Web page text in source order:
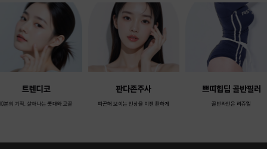
트렌디코
분의 기적, 살아나는 콧대와 코끝
판다존주사
피곤해 보이는 인상을 이젠 환하게
쁘띠힙딥 골반필러
골반라인은 리쥬엘